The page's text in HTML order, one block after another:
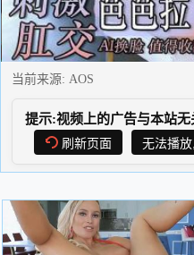
当前来源: AOS
提示:视频上的广告与本站无
刷新页面
无法播